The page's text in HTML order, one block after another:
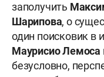
заполучить
Шарипова, о
один поисковик в
Маурисио Лемоса
безусловно,